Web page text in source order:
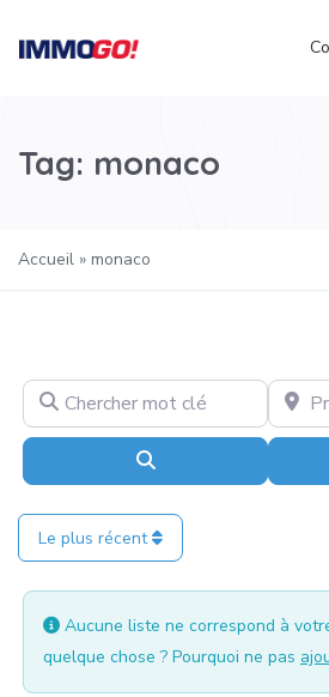
Tag: monaco
Accueil » monaco
Chercher mot clé
Recherche
Le plus récent
Aucune liste ne correspond à
quelque chose ? Pourquoi ne pas